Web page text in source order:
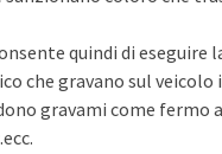
quindi di
che gravano sul
gravami come